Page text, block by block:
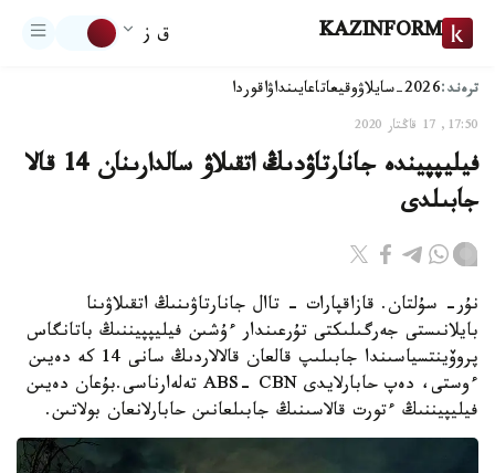
KAZINFORM ق ز
ترەند:2026-سايلاۋ وقيعاتاعايىنداۋاقوردا
17:50, 17 قاڭتار 2020
فيليپپيندە جانارتاۋدىڭ اتقىلاۋ سالدارىنان 14 قالا
جابىلدى
نۇر- سۇلتان. قازاقپارات - تاال جانارتاۋىنىڭ اتقىلاۋىنا
بايلانىستى جەرگىلىكتى تۇرعىندار ءۇشىن فيليپپيننىڭ باتانگاس
پروۆينتسياسىندا جابىلىپ قالعان قالالاردىڭ سانى 14 كە دەيىن
ءوستى، دەپ حابارلايدى ABS- CBN تەلەارناسى.بۇعان دەيىن
فيليپيننىڭ ءتورت قالاسىنىڭ جابىلعانىن حابارلانعان بولاتىن.